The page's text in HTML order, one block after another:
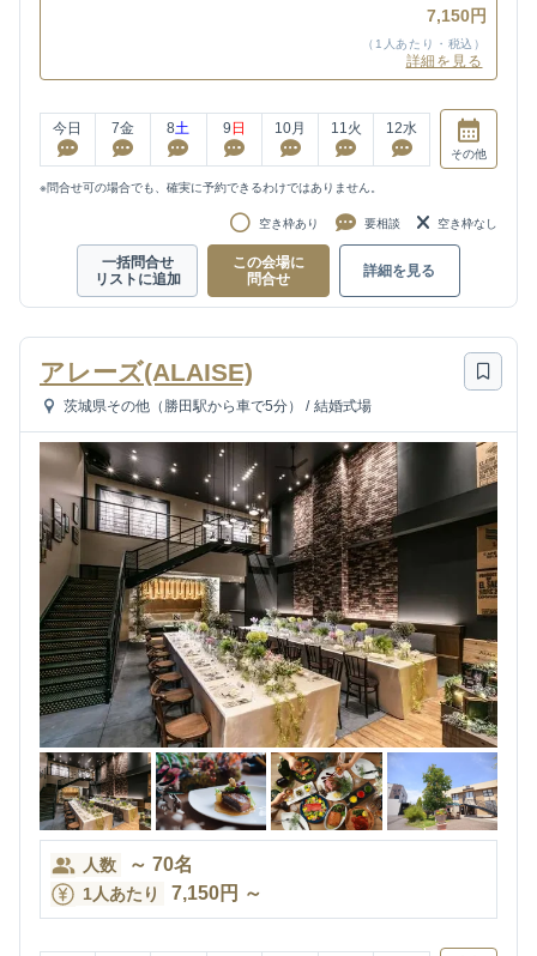
7,150円
（1人あたり・税込）
詳細を見る
今日 7金 8土 9 日 10月 11火 12水
その他
※問合せ可の場合でも、確実に予約できるわけではありません。
空き枠あり 要相談 空き枠なし
一括問合せ
リストに追加
この会場に
問合せ
詳細を見る
アレーズ(ALAISE)
茨城県その他（勝田駅から車で5分） / 結婚式場
人数 ～ 70名
1人あたり 7,150円 ～